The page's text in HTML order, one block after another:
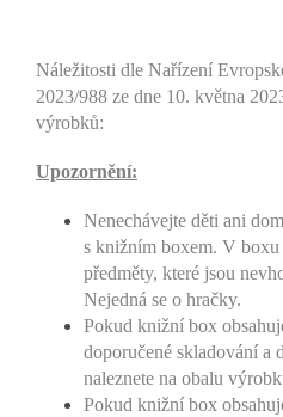
Náležitosti dle Nařízení
2023/988 ze dne 10. května
výrobků:
Upozornění:
Nenechávejte děti ani
s knižním boxem. V boxu
předměty, které jsou
Nejedná se o hračky.
Pokud knižní box
doporučené skladování a
naleznete na obalu
Pokud knižní box